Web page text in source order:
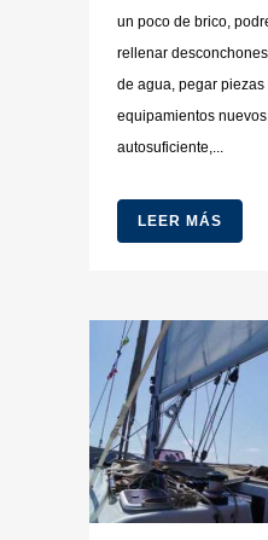
un poco de brico,
rellenar
de agua, pegar piezas
equipamientos
autosuficiente,...
LEER MÁS